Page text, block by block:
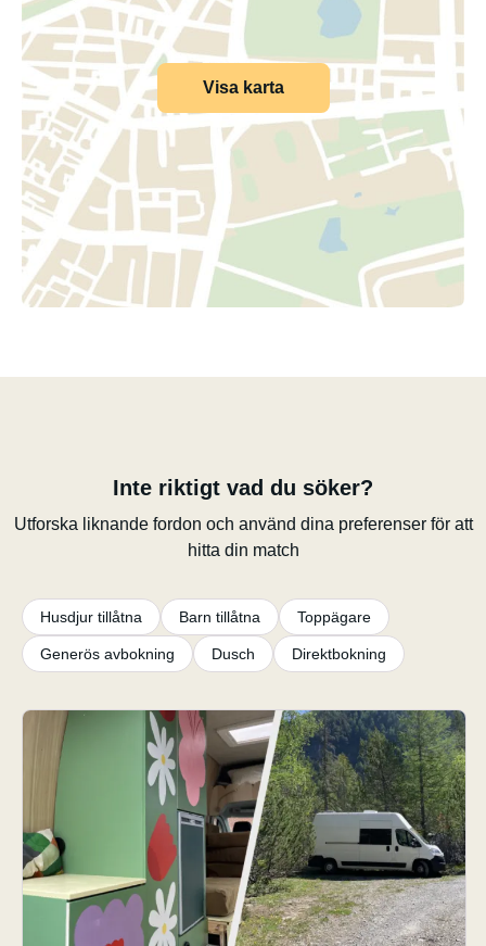
Visa karta
Inte riktigt vad du söker?
Utforska liknande fordon och använd dina preferenser för att
hitta din match
Husdjur tillåtna Barn tillåtna Toppägare
Generös avbokning Dusch Direktbokning